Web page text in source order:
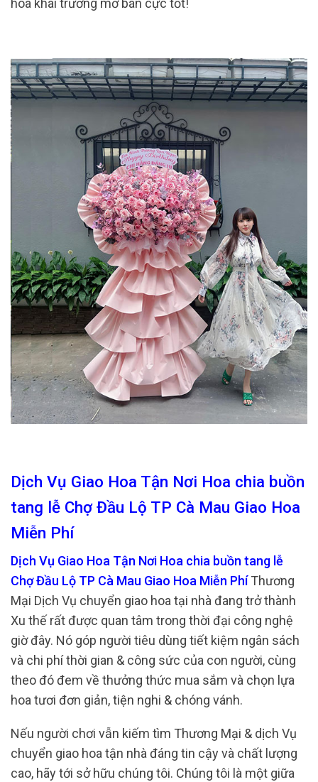
Dịch Vụ Giao Hoa Tận Nơi Hoa chia buồn
tang lễ Chợ Đầu Lộ TP Cà Mau Giao Hoa
Miễn Phí
Dịch Vụ Giao Hoa Tận Nơi Hoa chia buồn tang lễ
Chợ Đầu Lộ TP Cà Mau Giao Hoa Miễn PhíThương
Mại Dịch Vụ chuyển giao hoa tại nhà đang trở thành
Xu thế rất được quan tâm trong thời đại công nghệ
giờ đây. Nó góp người tiêu dùng tiết kiệm ngân sách
và chi phí thời gian & công sức của con người, cùng
theo đó đem về thưởng thức mua sắm và chọn lựa
hoa tươi đơn giản, tiện nghi & chóng vánh.
Nếu người chơi vẫn kiếm tìm Thương Mại & dịch Vụ
chuyển giao hoa tận nhà đáng tin cậy và chất lượng
cao, hãy tới sở hữu chúng tôi. Chúng tôi là một giữa